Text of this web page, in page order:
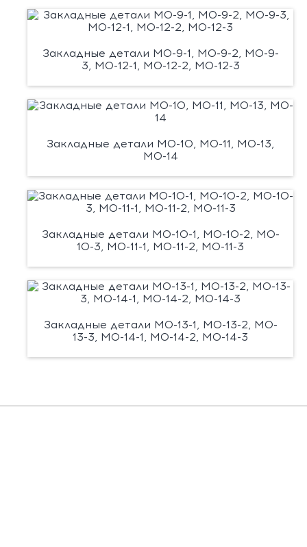
Закладные детали М0-9-1, М0-9-2, М0-9-
3, М0-12-1, М0-12-2, М0-12-3
Закладные детали М0-10, М0-11, М0-13,
М0-14
Закладные детали М0-10-1, М0-10-2, М0-
10-3, М0-11-1, М0-11-2, М0-11-3
Закладные детали М0-13-1, М0-13-2, М0-
13-3, М0-14-1, М0-14-2, М0-14-3